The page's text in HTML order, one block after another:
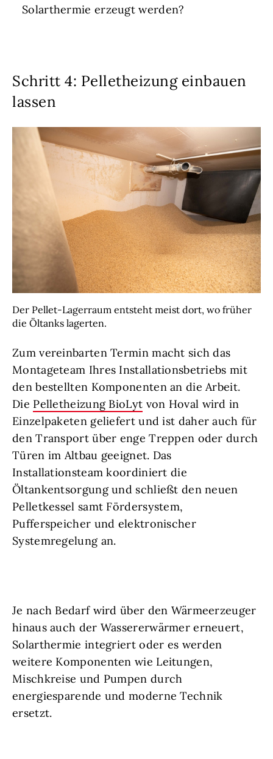
Solarthermie erzeugt werden?
Schritt 4: Pelletheizung einbauen
lassen
Der Pellet-Lagerraum entsteht meist dort, wo früher
die Öltanks lagerten.
Zum vereinbarten Termin macht sich das
Montageteam Ihres Installationsbetriebs mit
den bestellten Komponenten an die Arbeit.
Die Pelletheizung BioLyt von Hoval wird in
Einzelpaketen geliefert und ist daher auch für
den Transport über enge Treppen oder durch
Türen im Altbau geeignet. Das
Installationsteam koordiniert die
Öltankentsorgung und schließt den neuen
Pelletkessel samt Fördersystem,
Pufferspeicher und elektronischer
Systemregelung an.
Je nach Bedarf wird über den Wärmeerzeuger
hinaus auch der Wassererwärmer erneuert,
Solarthermie integriert oder es werden
weitere Komponenten wie Leitungen,
Mischkreise und Pumpen durch
energiesparende und moderne Technik
ersetzt.